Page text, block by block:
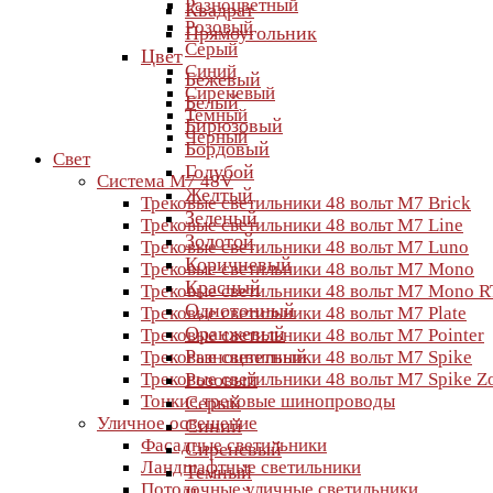
Разноцветный
Розовый
Серый
Синий
Сиреневый
Темный
Черный
Свет
Система M7 48V
Трековые светильники 48 вольт M7 Brick
Трековые светильники 48 вольт M7 Line
Трековые светильники 48 вольт M7 Luno
Трековые светильники 48 вольт M7 Mono
Трековые светильники 48 вольт M7 Mono
Трековые светильники 48 вольт M7 Plate
Трековые светильники 48 вольт M7 Pointer
Трековые светильники 48 вольт M7 Spike
Трековые светильники 48 вольт M7 Spike
Тонкие трековые шинопроводы
Уличное освещение
Фасадные светильники
Ландшафтные светильники
Квадрат
Прямоугольник
Цвет
Бежевый
Белый
Бирюзовый
Бордовый
Голубой
Желтый
Зеленый
Золотой
Коричневый
Красный
Однотонный
Оранжевый
Разноцветный
Розовый
Серый
Синий
Сиреневый
Темный